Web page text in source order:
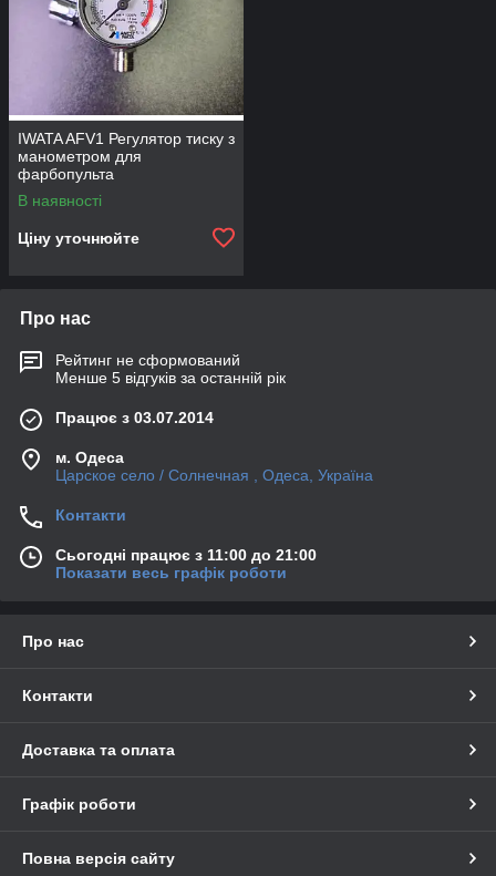
IWATA AFV1 Регулятор тиску з
манометром для
фарбопульта
В наявності
Ціну уточнюйте
Про нас
Рейтинг не сформований
Менше 5 відгуків за останній рік
Працює з 03.07.2014
м. Одеса
Царское село / Солнечная , Одеса, Україна
Контакти
Сьогодні працює з 11:00 до 21:00
Показати весь графік роботи
Про нас
Контакти
Доставка та оплата
Графік роботи
Повна версія сайту